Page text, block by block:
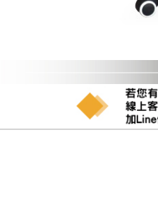
台北
彰化、南投、雲林、
@dershin ）
質感稍有不同，如因此而需退
訂購前請確認商品尺寸，大
非因本公司問題而需退換貨
狀態與完整包裝。鑑賞期間
台北市、新北市地區固定每周